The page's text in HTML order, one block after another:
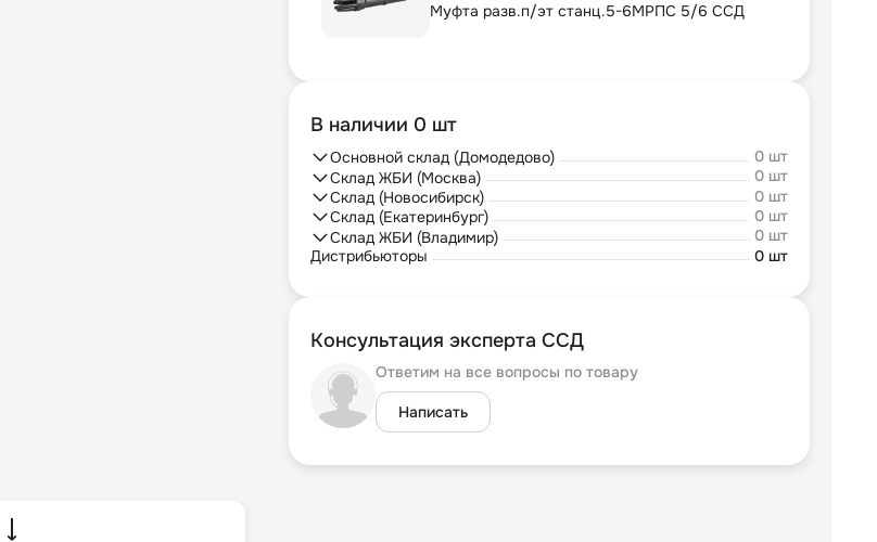
Муфта разв.п/эт станц.5-6МРПС 5/6 ССД
В наличии 0 шт
Основной склад (Домодедово)
0 шт
Склад ЖБИ (Москва)
0 шт
Склад (Новосибирск)
0 шт
Склад (Екатеринбург)
0 шт
Склад ЖБИ (Владимир)
0 шт
Дистрибьюторы
0 шт
Консультация эксперта ССД
Ответим на все вопросы по товару
Написать